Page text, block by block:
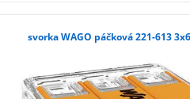
svorka WAGO páčková 221-613